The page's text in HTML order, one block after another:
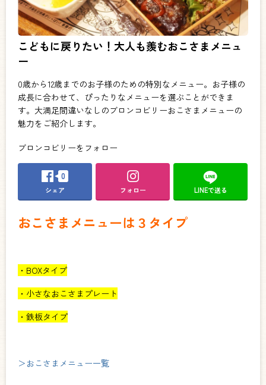
こどもに戻りたい！大人も羨むおこさまメニュ
ー
0歳から12歳までのお子様のための特別なメニュー。お子様の
成長に合わせて、ぴったりなメニューを選ぶことができま
す。大満足間違いなしのブロンコビリーおこさまメニューの
魅力をご紹介します。
ブロンコビリーをフォロー
0
シェア フォロー LINEで送る
おこさまメニューは３タイプ
・BOXタイプ
・小さなおこさまプレート
・鉄板タイプ
＞おこさまメニュー一覧